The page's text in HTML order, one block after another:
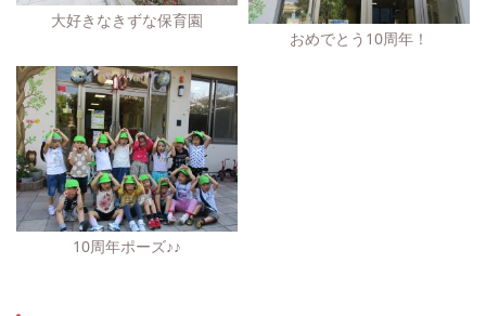
大好きなきずな保育園
おめでとう10周年！
10周年ポーズ♪♪